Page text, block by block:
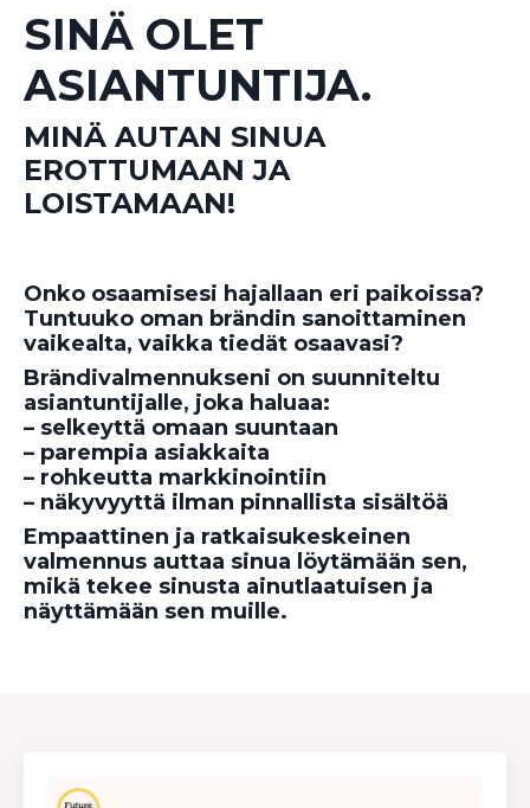
SINÄ OLET
ASIANTUNTIJA.
MINÄ AUTAN SINUA
EROTTUMAAN JA
LOISTAMAAN!
Onko osaamisesi hajallaan eri paikoissa?
Tuntuuko oman brändin sanoittaminen
vaikealta, vaikka tiedät osaavasi?
Brändivalmennukseni on suunniteltu
asiantuntijalle, joka haluaa:
– selkeyttä omaan suuntaan
– parempia asiakkaita
– rohkeutta markkinointiin
– näkyvyyttä ilman pinnallista sisältöä
Empaattinen ja ratkaisukeskeinen
valmennus auttaa sinua löytämään sen,
mikä tekee sinusta ainutlaatuisen ja
näyttämään sen muille.